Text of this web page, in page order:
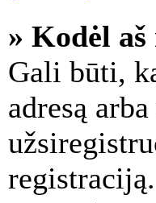
» Kodėl
Gali būti,
adresą